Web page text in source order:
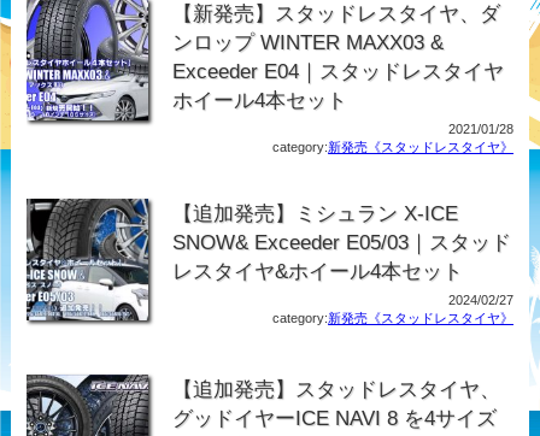
【新発売】スタッドレスタイヤ、ダ
ンロップ WINTER MAXX03 &
Exceeder E04｜スタッドレスタイヤ
ホイール4本セット
2021/01/28
category:新発売《スタッドレスタイヤ》
【追加発売】ミシュラン X-ICE
SNOW& Exceeder E05/03｜スタッド
レスタイヤ&ホイール4本セット
2024/02/27
category:新発売《スタッドレスタイヤ》
【追加発売】スタッドレスタイヤ、
グッドイヤーICE NAVI 8 を4サイズ